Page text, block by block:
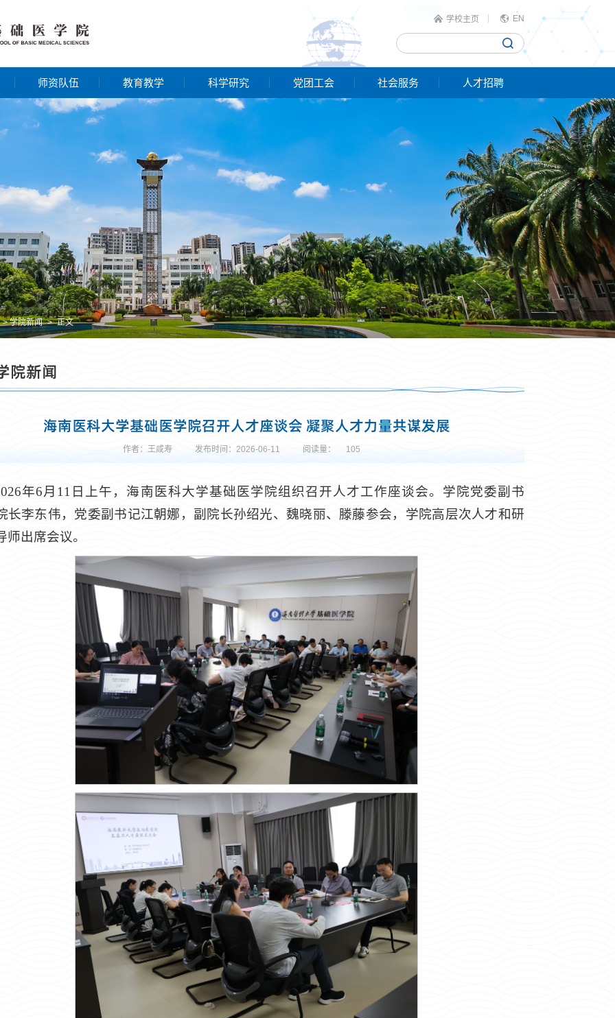
学校主页 EN
师资队伍 教育教学 科学研究 党团工会 社会服务 人才招聘
学院新闻 正文
院新闻
海南医科大学基础医学院召开人才座谈会 凝聚人才力量共谋发展
作者：王咸寿 发布时间：2026-06-11 阅读量： 105
年6月11日上午，海南医科大学基础医学院组织召开人才工作座谈会。学院党委副书
长李东伟，党委副书记江朝娜，副院长孙绍光、魏晓丽、滕藤参会，学院高层次人才和研
师出席会议。